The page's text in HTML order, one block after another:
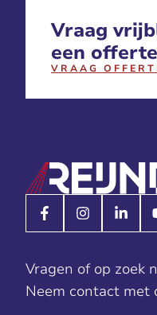
Vraag
een
VRAAG
Vragen of op zoek
Neem contact met